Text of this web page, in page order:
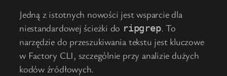
Jedną z istotnych nowości jest wsparcie dla
niestandardowej ścieżki do ripgrep. To
narzędzie do przeszukiwania tekstu jest kluczowe
w Factory CLI, szczególnie przy analizie dużych
kodów źródłowych.